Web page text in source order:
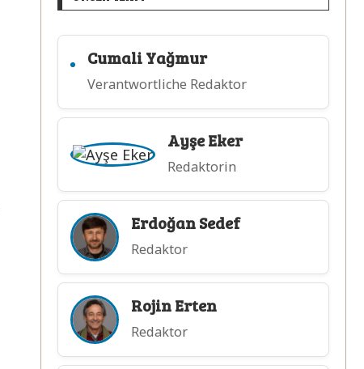
Cumali Yağmur
Verantwortliche Redaktor
Ayşe Eker
Redaktorin
Erdoğan Sedef
Redaktor
Rojin Erten
Redaktor